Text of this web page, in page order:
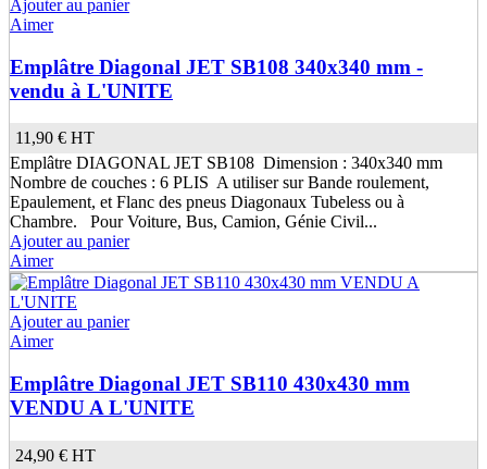
Ajouter au panier
Aimer
Emplâtre Diagonal JET SB108 340x340 mm -
vendu à L'UNITE
11,90 € HT
Emplâtre DIAGONAL JET SB108 Dimension : 340x340 mm
Nombre de couches : 6 PLIS A utiliser sur Bande roulement,
Epaulement, et Flanc des pneus Diagonaux Tubeless ou à
Chambre. Pour Voiture, Bus, Camion, Génie Civil...
Ajouter au panier
Aimer
Ajouter au panier
Aimer
Emplâtre Diagonal JET SB110 430x430 mm
VENDU A L'UNITE
24,90 € HT